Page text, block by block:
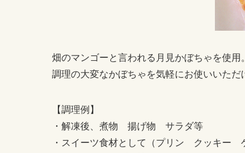
畑のマンゴーと言われる月見かぼちゃを使用。
調理の大変なかぼちゃを気軽にお使いいただ
【調理例】
・解凍後、煮物 揚げ物 サラダ等
・スイーツ食材として（プリン クッキー